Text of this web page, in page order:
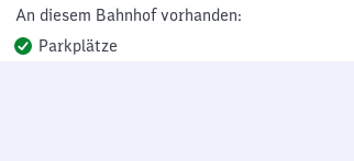
An diesem Bahnhof vorhanden:
Parkplätze